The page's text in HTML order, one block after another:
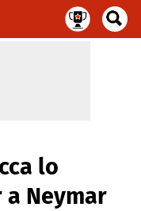
lo
Neymar